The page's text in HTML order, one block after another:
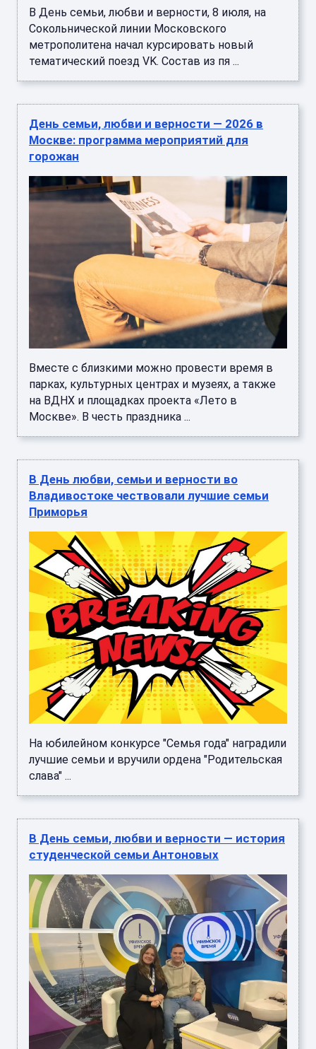
В День семьи, любви и верности, 8 июля, на
Сокольнической линии Московского
метрополитена начал курсировать новый
тематический поезд VK. Состав из пя ...
День семьи, любви и верности — 2026 в
Москве: программа мероприятий для
горожан
Вместе с близкими можно провести время в
парках, культурных центрах и музеях, а также
на ВДНХ и площадках проекта «Лето в
Москве». В честь праздника ...
В День любви, семьи и верности во
Владивостоке чествовали лучшие семьи
Приморья
На юбилейном конкурсе "Семья года" наградили
лучшие семьи и вручили ордена "Родительская
слава" ...
В День семьи, любви и верности — история
студенческой семьи Антоновых